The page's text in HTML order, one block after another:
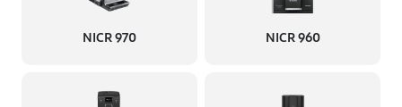
NICR 970 NICR 960